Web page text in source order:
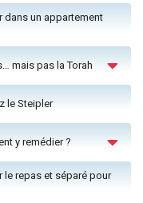
dans un appartement
mais pas la Torah
le Steipler
y remédier ?
le repas et séparé pour